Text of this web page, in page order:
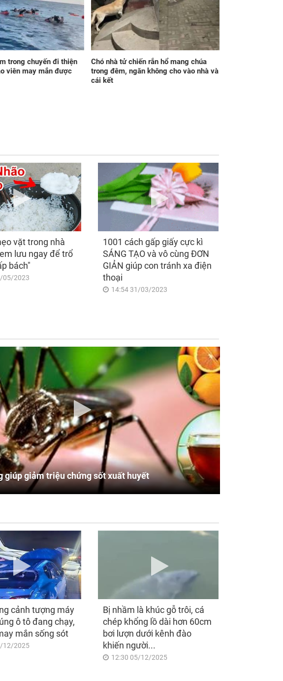
đi xem thì bật khóc
khi thấy hành động
này của chồng
7/8/2026, 3 con giáp
tiền về trĩu túi, phúc
cao hơn núi, lộc nhiều
hơn sông, giàu sang
no đủ
10 triệu từ anh và sự
thật phía sau khiến tôi
sốc
3 con giáp lộc nhiều
hơn sông, tài vận
sáng như trăng Rằm,
chính thức hết khổ
trong chuyến đi thiện
viên may mắn được
Chó nhà tử chiến rắn hổ mang chúa
trong đêm, ngăn không cho vào nhà và
cái kết
vặt trong nhà
lưu ngay để trổ
bách"
05/2023
1001 cách gấp giấy cực kì
SÁNG TẠO và vô cùng ĐƠN
GIẢN giúp con tránh xa điện
thoại
14:54 31/03/2023
giúp giảm triệu chứng sốt xuất huyết
cảnh tượng máy
ô tô đang chạy,
mắn sống sót
12/2025
Bị nhầm là khúc gỗ trôi, cá
chép khổng lồ dài hơn 60cm
bơi lượn dưới kênh đào
khiến người...
12:30 05/12/2025